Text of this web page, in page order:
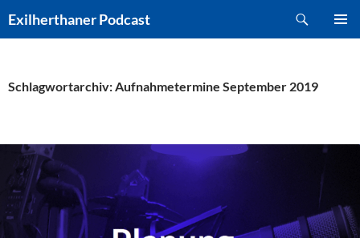
Inhalt
Exilherthaner Podcast
Schlagwortarchiv: Aufnahmetermine September 2019